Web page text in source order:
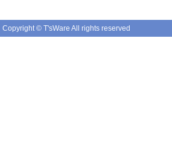
Copyright © T'sWare All rights reserved